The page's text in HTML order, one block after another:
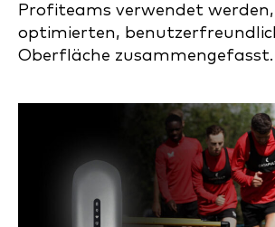
Profiteams verwendet
optimierten,
Oberfläche zusammengefasst.